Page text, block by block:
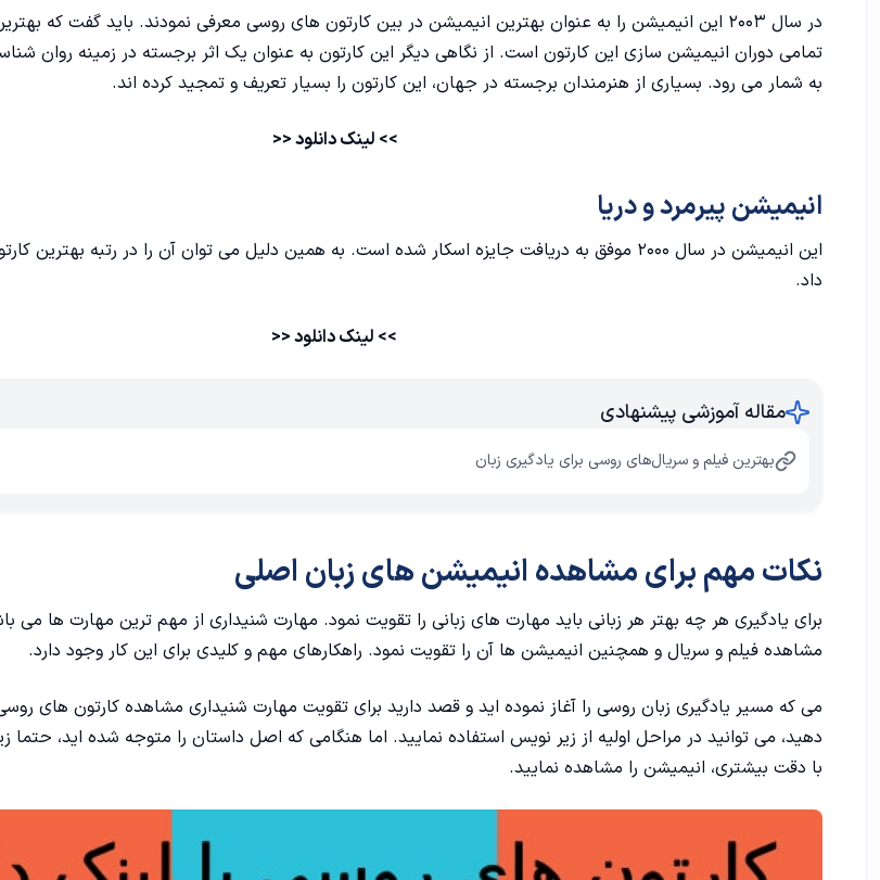
در سال ۲۰۰۳ این انیمیشن را به عنوان بهترین انیمیشن در بین کارتون‌ های روسی معرفی نمودند. باید گفت که
تمامی دوران انیمیشن سازی این کارتون است. از نگاهی دیگر این کارتون‌ به عنوان یک اثر برجسته در زمینه روان
به شمار می رود. بسیاری از هنرمندان برجسته در جهان، این کارتون را بسیار تعریف و تمجید کرده اند.
>> لینک دانلود<<
انیمیشن پیرمرد و دریا
این انیمیشن در سال ۲۰۰۰ موفق به دریافت جایزه اسکار شده است. به همین دلیل می توان آن را در رتبه بهترین
داد.
>> لینک دانلود<<
مقاله آموزشی پیشنهادی
بهترین فیلم و سریال‌های روسی برای یادگیری زبان
نکات مهم برای مشاهده انیمیشن های زبان اصلی
برای یادگیری هر چه بهتر هر زبانی باید مهارت های زبانی را تقویت نمود. مهارت شنیداری از مهم ترین مهارت ها می
مشاهده فیلم و سریال و همچنین انیمیشن ها آن را تقویت نمود. راهکارهای مهم و کلیدی برای این کار وجود دارد.
می که مسیر یادگیری زبان روسی را آغاز نموده اید و قصد دارید برای تقویت مهارت شنیداری مشاهده کارتون‌ های روسی
دهید، می توانید در مراحل اولیه از زیر نویس استفاده نمایید. اما هنگامی که اصل داستان را متوجه شده اید، حتما
با دقت بیشتری، انیمیشن را مشاهده نمایید.